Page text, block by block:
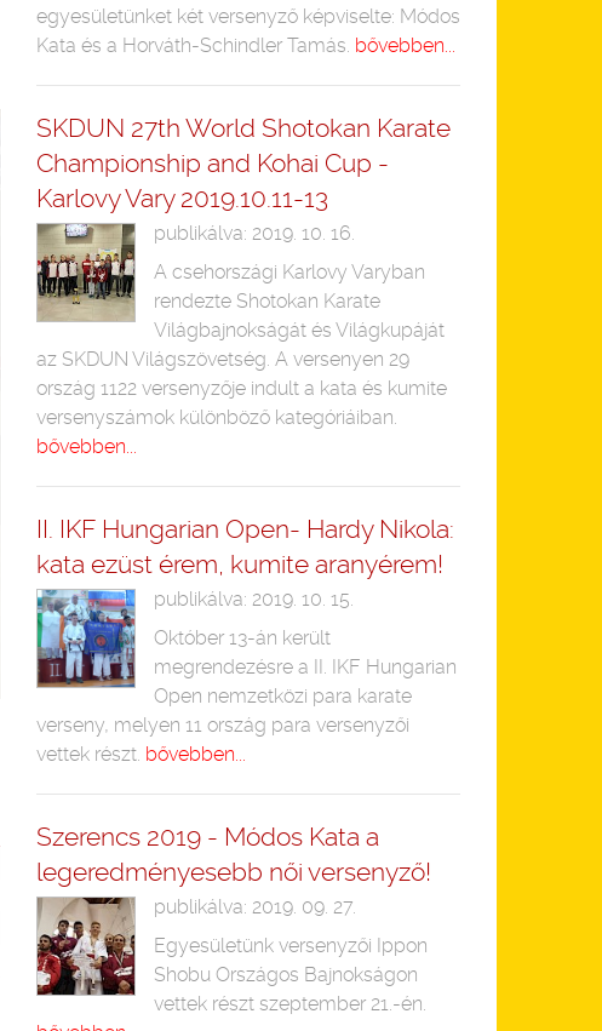
egyesületünket két versenyző képviselte: Módos
Kata és a Horváth-Schindler Tamás. bővebben...
SKDUN 27th World Shotokan Karate
Championship and Kohai Cup -
Karlovy Vary 2019.10.11-13
publikálva: 2019. 10. 16.
A csehországi Karlovy Varyban
rendezte Shotokan Karate
Világbajnokságát és Világkupáját
az SKDUN Világszövetség. A versenyen 29
ország 1122 versenyzője indult a kata és kumite
versenyszámok különböző kategóriáiban.
bővebben...
II. IKF Hungarian Open- Hardy Nikola:
kata ezüst érem, kumite aranyérem!
publikálva: 2019. 10. 15.
Október 13-án került
megrendezésre a II. IKF Hungarian
Open nemzetközi para karate
verseny, melyen 11 ország para versenyzői
vettek részt. bővebben...
Szerencs 2019 - Módos Kata a
legeredményesebb női versenyző!
publikálva: 2019. 09. 27.
Egyesületünk versenyzői Ippon
Shobu Országos Bajnokságon
vettek részt szeptember 21.-én.